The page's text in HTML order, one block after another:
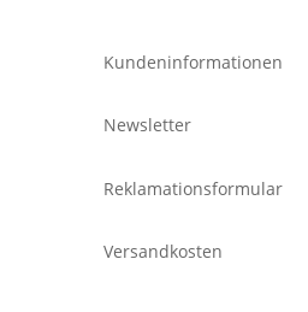
Kundeninformationen
Newsletter
Reklamationsformular
Versandkosten